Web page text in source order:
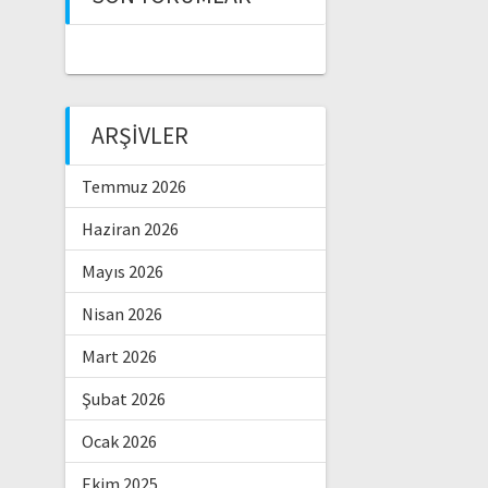
ARŞIVLER
Temmuz 2026
Haziran 2026
Mayıs 2026
Nisan 2026
Mart 2026
Şubat 2026
Ocak 2026